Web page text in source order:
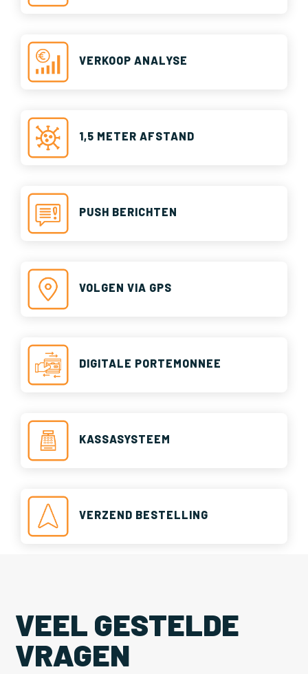
VERKOOP ANALYSE
1,5 METER AFSTAND
PUSH BERICHTEN
VOLGEN VIA GPS
DIGITALE PORTEMONNEE
KASSASYSTEEM
VERZEND BESTELLING
VEEL GESTELDE
VRAGEN